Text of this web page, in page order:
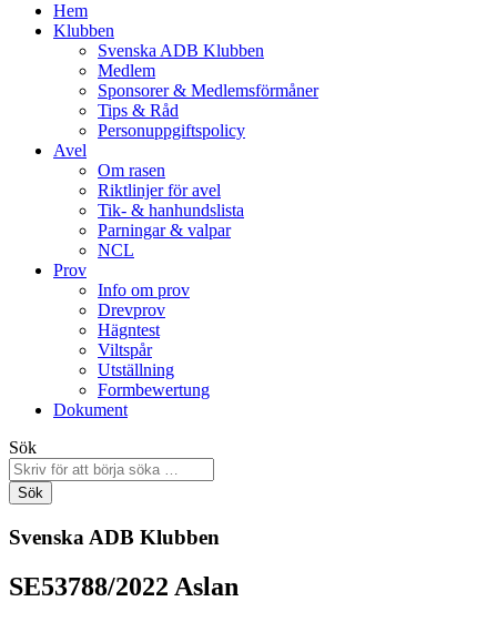
Hem
Klubben
Svenska ADB Klubben
Medlem
Sponsorer & Medlemsförmåner
Tips & Råd
Personuppgiftspolicy
Avel
Om rasen
Riktlinjer för avel
Tik- & hanhundslista
Parningar & valpar
NCL
Prov
Info om prov
Drevprov
Hägntest
Viltspår
Utställning
Formbewertung
Dokument
Sök
Sök
Svenska ADB Klubben
SE53788/2022 Aslan